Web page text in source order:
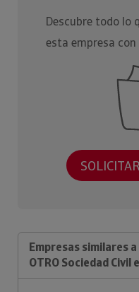
Descubre todo lo
esta empresa
Empresas similares a
OTRO Sociedad Civil